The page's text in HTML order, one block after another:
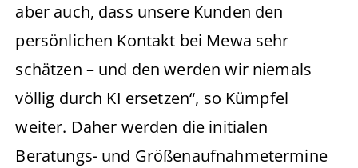
aber auch, dass unsere Kunden den
persönlichen Kontakt bei Mewa sehr
schätzen – und den werden wir niemals
völlig durch KI ersetzen“, so Kümpfel
weiter. Daher werden die initialen
Beratungs- und Größenaufnahmetermine